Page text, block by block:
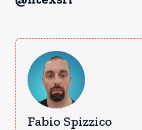
Fabio Spizzico